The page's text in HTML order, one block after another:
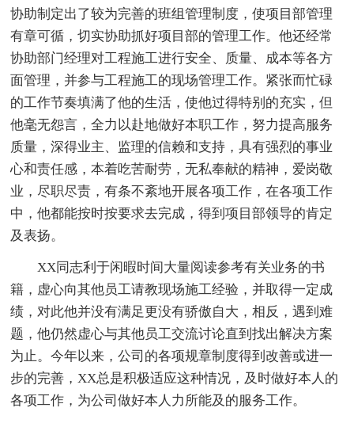
协助制定出了较为完善的班组管理制度，使项目部管理
有章可循，切实协助抓好项目部的管理工作。他还经常
协助部门经理对工程施工进行安全、质量、成本等各方
面管理，并参与工程施工的现场管理工作。紧张而忙碌
的工作节奏填满了他的生活，使他过得特别的充实，但
他毫无怨言，全力以赴地做好本职工作，努力提高服务
质量，深得业主、监理的信赖和支持，具有强烈的事业
心和责任感，本着吃苦耐劳，无私奉献的精神，爱岗敬
业，尽职尽责，有条不紊地开展各项工作，在各项工作
中，他都能按时按要求去完成，得到项目部领导的肯定
及表扬。
XX同志利于闲暇时间大量阅读参考有关业务的书
籍，虚心向其他员工请教现场施工经验，并取得一定成
绩，对此他并没有满足更没有骄傲自大，相反，遇到难
题，他仍然虚心与其他员工交流讨论直到找出解决方案
为止。今年以来，公司的各项规章制度得到改善或进一
步的完善，XX总是积极适应这种情况，及时做好本人的
各项工作，为公司做好本人力所能及的服务工作。